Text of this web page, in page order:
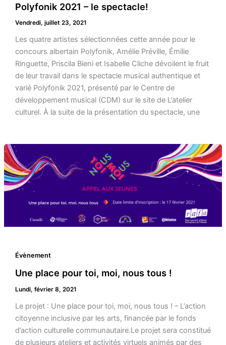
Polyfonik 2021 – le spectacle!
Vendredi, juillet 23, 2021
Les quatre artistes sélectionnées cette année pour le
concours albertain Polyfonik, Amélie Préville, Émilie
Ringuette, Priscila Bieni et Isabelle Cliche dévoilent le fruit
de leur travail dans le spectacle musical authentique et
varié Polyfonik 2021, présenté par le Centre de
développement musical (CDM) sur le site de L’atelier
culturel. À la suite de la présentation du spectacle, une
Évènement
Une place pour toi, moi, nous tous !
Lundi, février 8, 2021
Le projet : Une place pour toi, moi, nous tous ! – L’action
citoyenne inclusive par les arts, financée par le fonds
d’action culturelle communautaire.Le projet sera constitué
de plusieurs ateliers et activités virtuels animés par des